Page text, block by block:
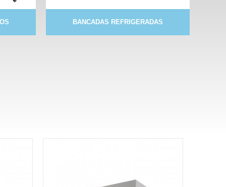
BANCADAS REFRIGERADAS